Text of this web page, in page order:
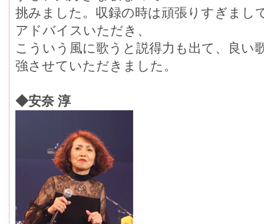
挑みました。収録の時は頑張りすぎまし
アドバイスいただき、
こういう風に歌うと説得力も出て、良い
強させていただきました。
◆安奈 淳